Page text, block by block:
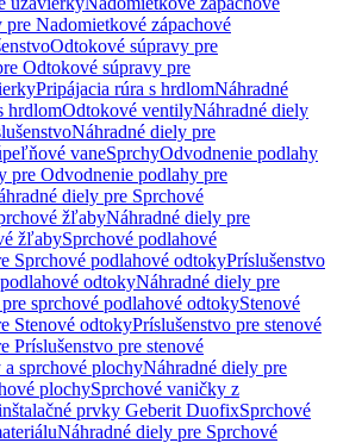
pre Nadomietkové zápachové
Odtokové súpravy pre
Odtokové súpravy pre
Pripájacia rúra s hrdlomNáhradné
hrdlomOdtokové ventilyNáhradné diely
Náhradné diely pre
vaneSprchyOdvodnenie podlahy
pre Odvodnenie podlahy pre
diely pre Sprchové
žľabyNáhradné diely pre
žľabySprchové podlahové
Sprchové podlahové odtokyPríslušenstvo
odtokyNáhradné diely pre
sprchové podlahové odtokyStenové
Stenové odtokyPríslušenstvo pre stenové
Príslušenstvo pre stenové
sprchové plochyNáhradné diely pre
plochySprchové vaničky z
prvky Geberit DuofixSprchové
Náhradné diely pre Sprchové